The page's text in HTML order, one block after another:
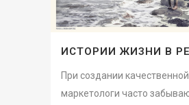
ИСТОРИИ ЖИЗНИ В
При создании
маркетологи часто